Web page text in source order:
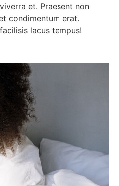
et. Praesent non
condimentum erat.
lacus tempus!